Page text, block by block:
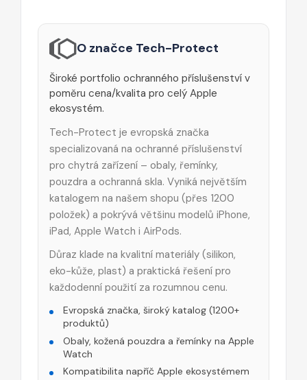
O značce Tech-Protect
Široké portfolio ochranného příslušenství v
poměru cena/kvalita pro celý Apple
ekosystém.
Tech-Protect je evropská značka
specializovaná na ochranné příslušenství
pro chytrá zařízení – obaly, řemínky,
pouzdra a ochranná skla. Vyniká největším
katalogem na našem shopu (přes 1200
položek) a pokrývá většinu modelů iPhone,
iPad, Apple Watch i AirPods.
Důraz klade na kvalitní materiály (silikon,
eko-kůže, plast) a praktická řešení pro
každodenní použití za rozumnou cenu.
Evropská značka, široký katalog (1200+
produktů)
Obaly, kožená pouzdra a řemínky na Apple
Watch
Kompatibilita napříč Apple ekosystémem